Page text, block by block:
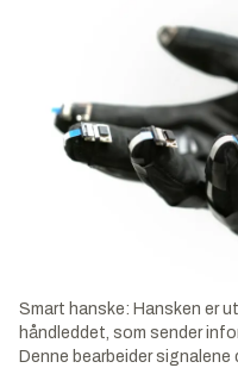
Smart hanske: Hansken er
håndleddet, som sender
Denne bearbeider